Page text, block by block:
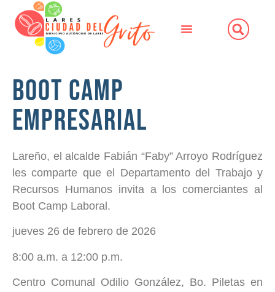
Boot Camp
Empresarial
Lareño, el alcalde Fabián “Faby” Arroyo Rodríguez
les comparte que el Departamento del Trabajo y
Recursos Humanos invita a los comerciantes al
Boot Camp Laboral.
jueves 26 de febrero de 2026
8:00 a.m. a 12:00 p.m.
Centro Comunal Odilio González, Bo. Piletas en